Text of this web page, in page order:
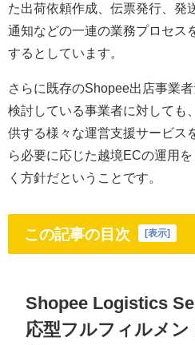
た出荷依頼作成、伝票発行、発
通知などの一連の業務プロセス
するとしています。
さらに既存のShopee出店事業
検討している事業者に対しても
供する様々な運営支援サービス
ら必要に応じた越境ECの運用
く方針だということです。
この記事の目次 [表示]
Shopee Logistics
応型フルフィルメ